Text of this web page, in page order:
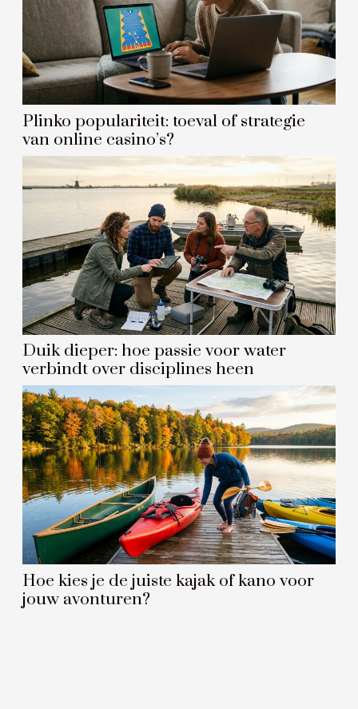
Plinko populariteit: toeval of strategie
van online casino’s?
Duik dieper: hoe passie voor water
verbindt over disciplines heen
Hoe kies je de juiste kajak of kano voor
jouw avonturen?